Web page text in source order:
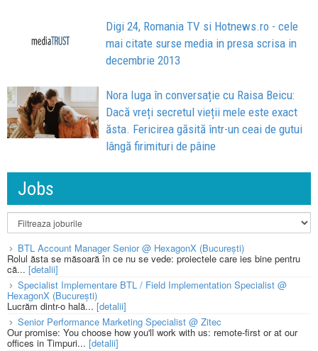
Digi 24, Romania TV si Hotnews.ro - cele
mai citate surse media in presa scrisa in
decembrie 2013
Nora Iuga în conversație cu Raisa Beicu:
Dacă vreți secretul vieții mele este exact
ăsta. Fericirea găsită într-un ceai de gutui
lângă firimituri de pâine
Jobs
BTL Account Manager Senior @ HexagonX (București)
Rolul ăsta se măsoară în ce nu se vede: proiectele care ies bine pentru
că... [detalii]
Specialist Implementare BTL / Field Implementation Specialist @
HexagonX (București)
Lucrăm dintr-o hală... [detalii]
Senior Performance Marketing Specialist @ Zitec
Our promise: You choose how you'll work with us: remote-first or at our
offices in Timpuri... [detalii]